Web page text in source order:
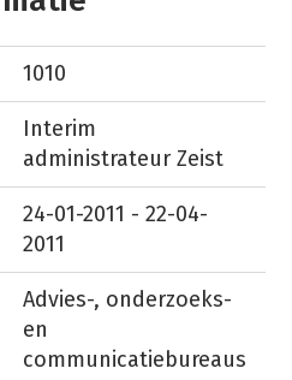
1010
Interim
administrateur Zeist
24-01-2011 - 22-04-
2011
Advies-, onderzoeks-
en
communicatiebureaus